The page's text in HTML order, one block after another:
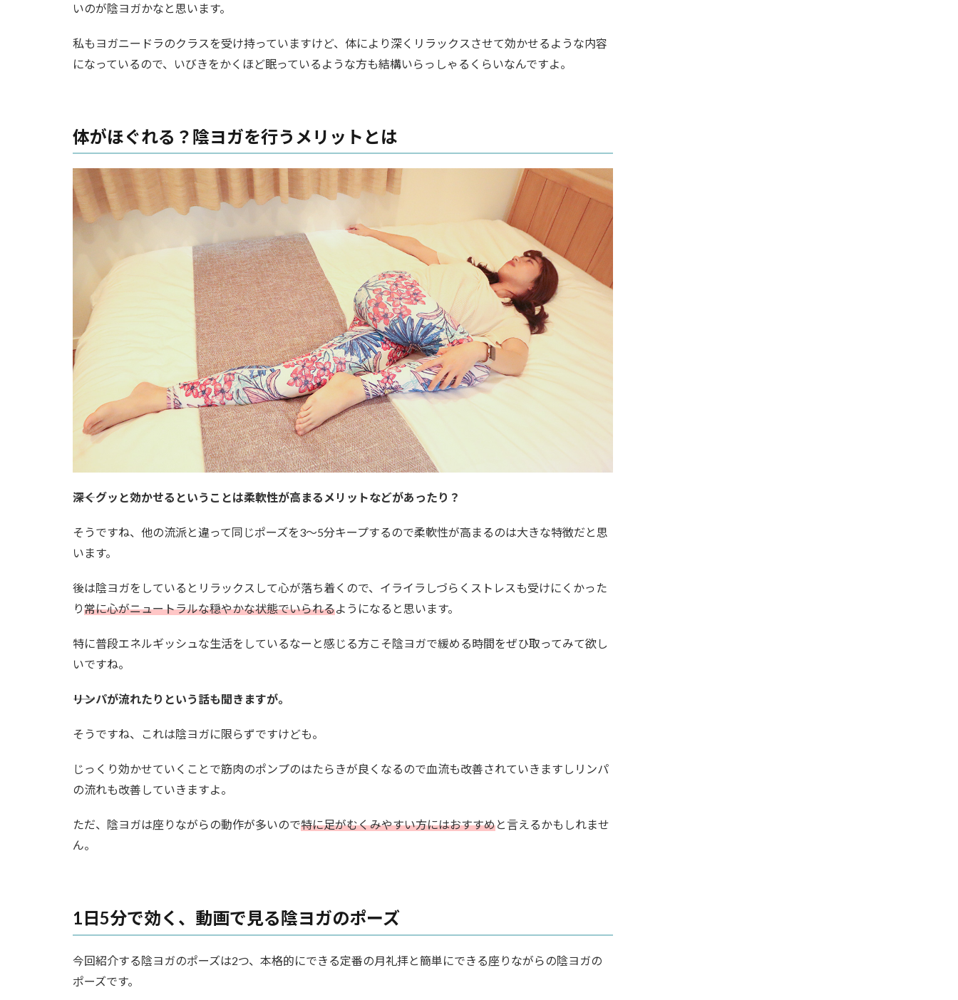
いのが陰ヨガかなと思います。
私もヨガニードラのクラスを受け持っていますけど、体により深くリラックスさせて効かせるような内容
になっているので、いびきをかくほど眠っているような方も結構いらっしゃるくらいなんですよ。
体がほぐれる？陰ヨガを行うメリットとは
――深くグッと効かせるということは柔軟性が高まるメリットなどがあったり？
そうですね、他の流派と違って同じポーズを3～5分キープするので柔軟性が高まるのは大きな特徴だと思
います。
後は陰ヨガをしているとリラックスして心が落ち着くので、イライラしづらくストレスも受けにくかった
り常に心がニュートラルな穏やかな状態でいられるようになると思います。
特に普段エネルギッシュな生活をしているなーと感じる方こそ陰ヨガで緩める時間をぜひ取ってみて欲し
いですね。
――リンパが流れたりという話も聞きますが。
そうですね、これは陰ヨガに限らずですけども。
じっくり効かせていくことで筋肉のポンプのはたらきが良くなるので血流も改善されていきますしリンパ
の流れも改善していきますよ。
ただ、陰ヨガは座りながらの動作が多いので特に足がむくみやすい方にはおすすめと言えるかもしれませ
ん。
1日5分で効く、動画で見る陰ヨガのポーズ
今回紹介する陰ヨガのポーズは2つ、本格的にできる定番の月礼拝と簡単にできる座りながらの陰ヨガの
ポーズです。